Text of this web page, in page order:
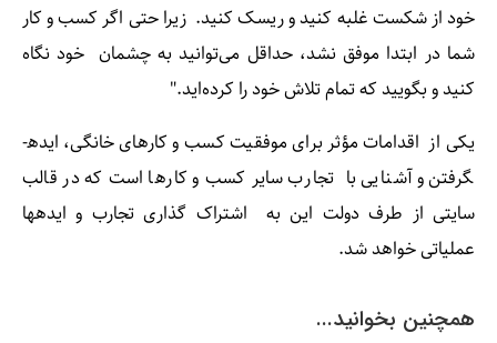
خود از شکست غلبه کنید و ریسک کنید. زیرا حتی اگر کسب و کار
شما در ابتدا موفق نشد، حداقل می‌توانید به چشمان خود نگاه
کنید و بگویید که تمام تلاش خود را کرده‌اید."
یکی از اقدامات مؤثر برای موفقیت کسب و کارهای خانگی، ایده­
گرفتن و آشنایی با تجارب سایر کسب و کارها است که در قالب
سایتی از طرف دولت این به اشتراک­ گذاری تجارب و ایده­ها
عملیاتی خواهد شد.
همچنین بخوانید...